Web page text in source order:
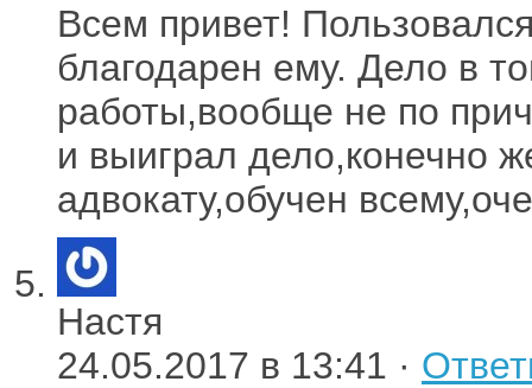
Всем привет!
благодарен ему. Дело в
работы,вообще не по
и выиграл дело,конечно
адвокату,обучен
Настя
24.05.2017 в 13:41 ·